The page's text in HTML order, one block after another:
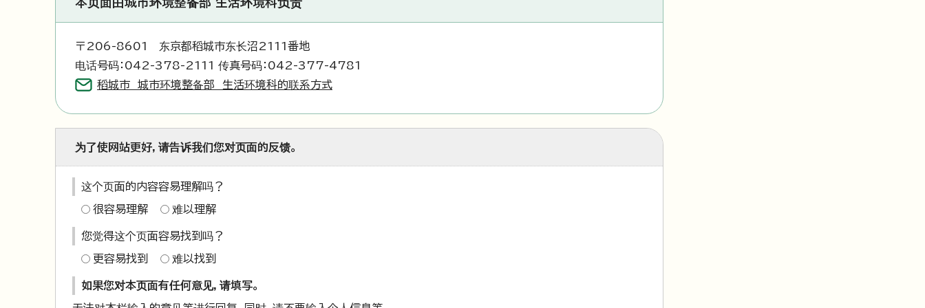
本页面由城市环境整备部 生活环境科负责
〒206-8601 东京都稻城市东长沼2111番地
电话号码：042-378-2111 传真号码：042-377-4781
稻城市 城市环境整备部 生活环境科的联系方式
为了使网站更好，请告诉我们您对页面的反馈。
这个页面的内容容易理解吗？
很容易理解 难以理解
您觉得这个页面容易找到吗？
更容易找到 难以找到
如果您对本页面有任何意见，请填写。